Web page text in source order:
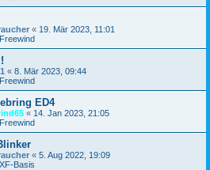
« 19. Mär 2023, 11:01
« 8. Mär 2023, 09:44
ED4
« 14. Jan 2023, 21:05
« 5. Aug 2022, 19:09
Basis